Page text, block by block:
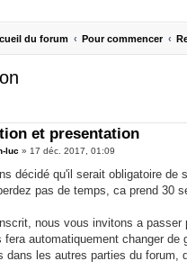
du forum Pour commencer
et presentation
luc » 17 déc. 2017, 01:09
décidé qu'il serait obligatoire de
pas de temps, ca prend 30
nous vous invitons a passer
fera automatiquement changer
dans les autres parties du